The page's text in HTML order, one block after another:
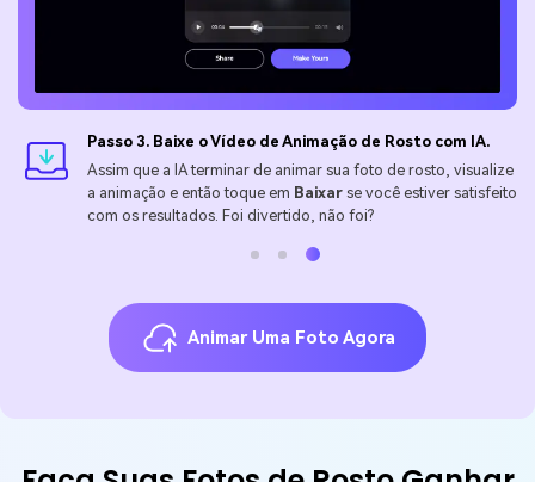
Passo 3. Baixe o Vídeo de Animação de Rosto com IA.
Assim que a IA terminar de animar sua foto de rosto, visualize
a animação e então toque em Baixarse você estiver satisfeito
com os resultados. Foi divertido, não foi?
Animar Uma Foto Agora